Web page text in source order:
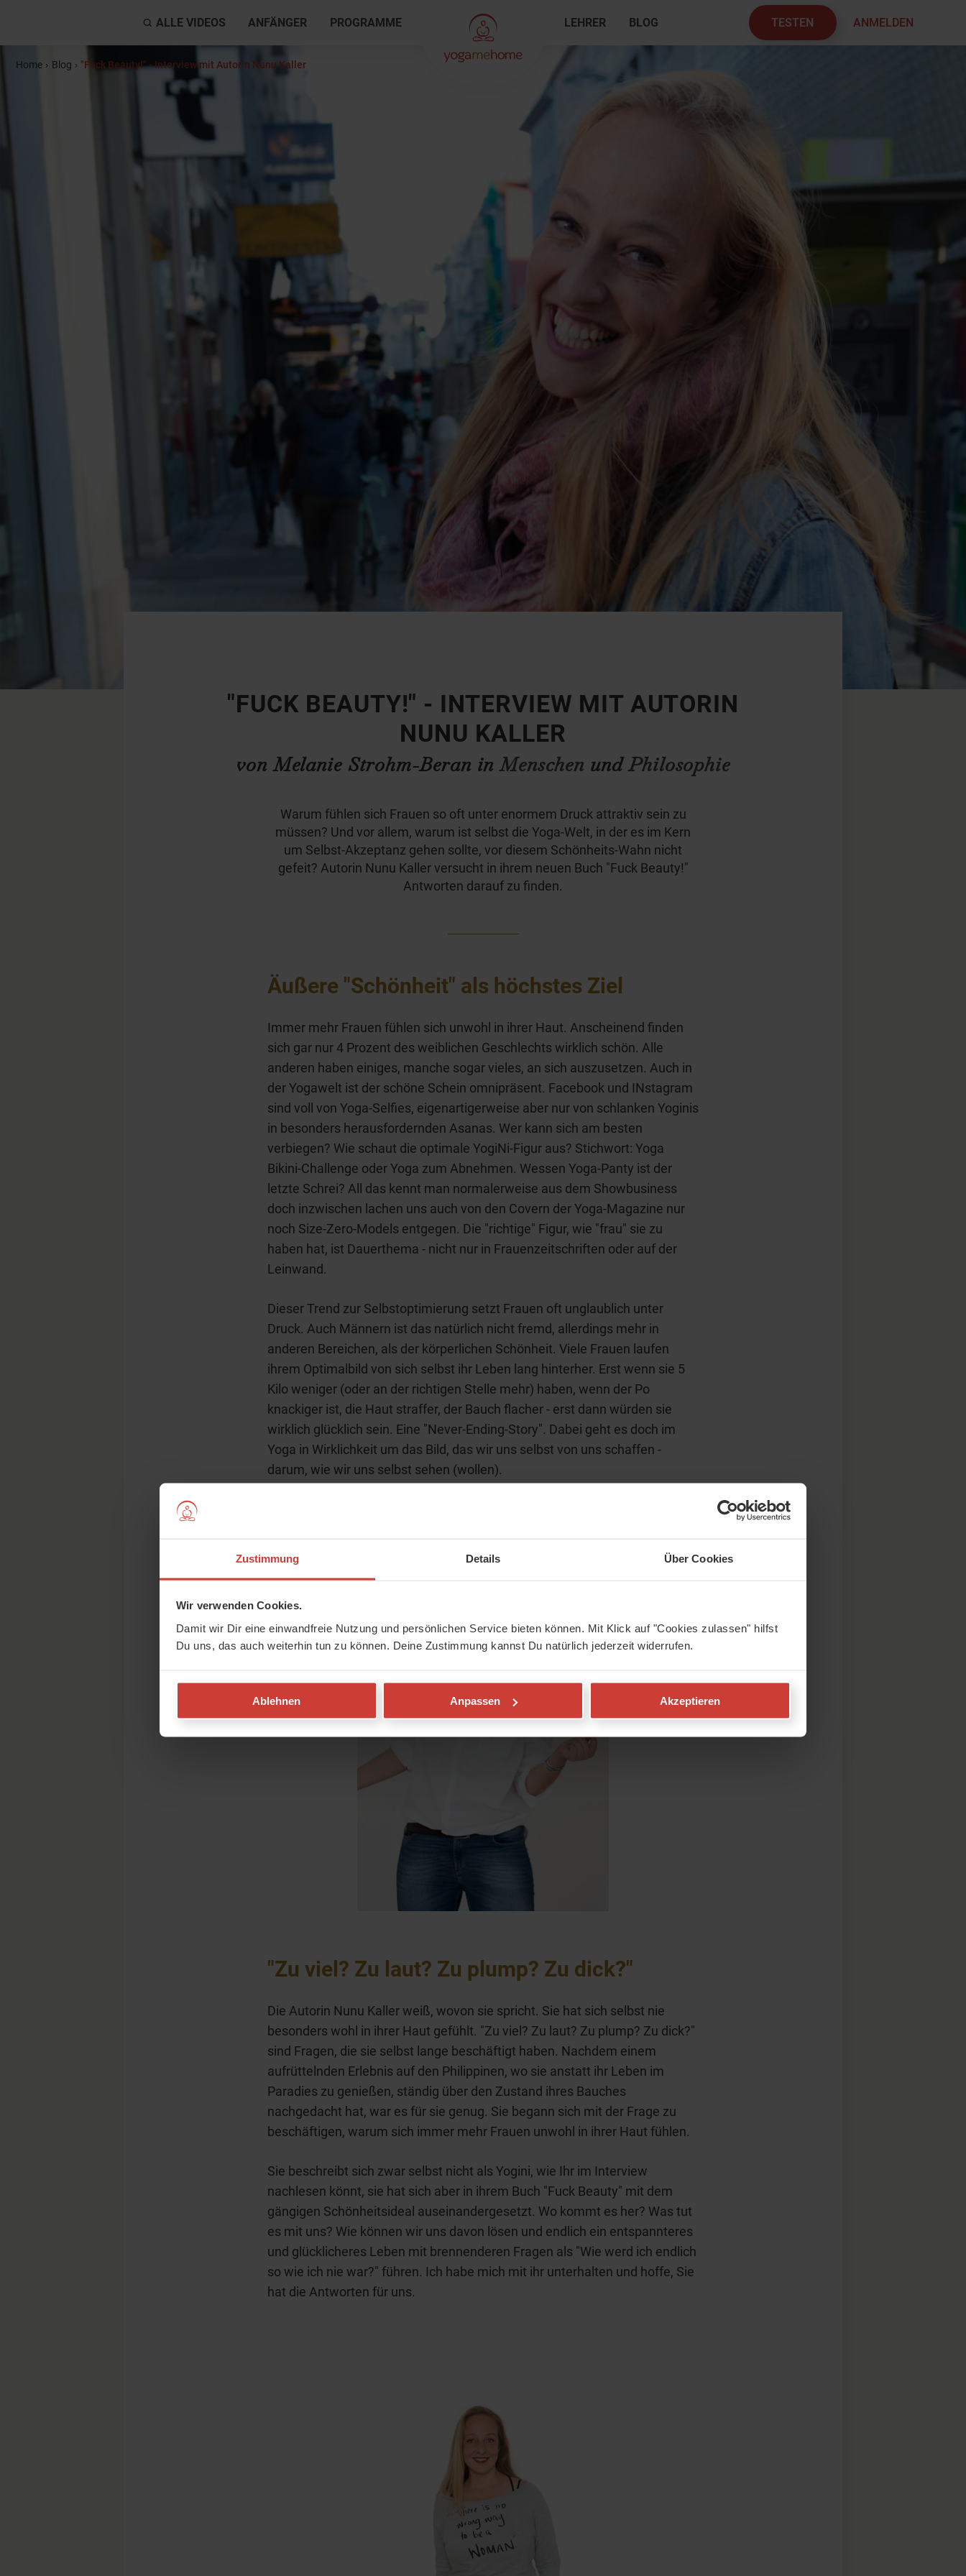
Zustimmung Details Über Cookies
Wir verwenden Cookies.
Damit wir Dir eine einwandfreie Nutzung und persönlichen Service bieten können. Mit Klick auf "Cookies zulassen" hilfst
Du uns, das auch weiterhin tun zu können. Deine Zustimmung kannst Du natürlich jederzeit widerrufen.
Ablehnen Anpassen Akzeptieren
ALLE VIDEOS ANFÄNGER PROGRAMME LEHRER BLOG TESTEN ANMELDEN
Home › Blog › "Fuck Beauty!" - Interview mit Autorin Nunu Kaller
"FUCK BEAUTY!" - INTERVIEW MIT AUTORIN
NUNU KALLER
von Melanie Strohm-Beran inMenschen undPhilosophie
Warum fühlen sich Frauen so oft unter enormem Druck attraktiv sein zu
müssen? Und vor allem, warum ist selbst die Yoga-Welt, in der es im Kern
um Selbst-Akzeptanz gehen sollte, vor diesem Schönheits-Wahn nicht
gefeit? Autorin Nunu Kaller versucht in ihrem neuen Buch "Fuck Beauty!"
Antworten darauf zu finden.
Äußere "Schönheit" als höchstes Ziel
Immer mehr Frauen fühlen sich unwohl in ihrer Haut. Anscheinend finden
sich gar nur 4 Prozent des weiblichen Geschlechts wirklich schön. Alle
anderen haben einiges, manche sogar vieles, an sich auszusetzen. Auch in
der Yogawelt ist der schöne Schein omnipräsent. Facebook und INstagram
sind voll von Yoga-Selfies, eigenartigerweise aber nur von schlanken Yoginis
in besonders herausfordernden Asanas. Wer kann sich am besten
verbiegen? Wie schaut die optimale YogiNi-Figur aus? Stichwort: Yoga
Bikini-Challenge oder Yoga zum Abnehmen. Wessen Yoga-Panty ist der
letzte Schrei? All das kennt man normalerweise aus dem Showbusiness
doch inzwischen lachen uns auch von den Covern der Yoga-Magazine nur
noch Size-Zero-Models entgegen. Die "richtige" Figur, wie "frau" sie zu
haben hat, ist Dauerthema - nicht nur in Frauenzeitschriften oder auf der
Leinwand.
Dieser Trend zur Selbstoptimierung setzt Frauen oft unglaublich unter
Druck. Auch Männern ist das natürlich nicht fremd, allerdings mehr in
anderen Bereichen, als der körperlichen Schönheit. Viele Frauen laufen
ihrem Optimalbild von sich selbst ihr Leben lang hinterher. Erst wenn sie 5
Kilo weniger (oder an der richtigen Stelle mehr) haben, wenn der Po
knackiger ist, die Haut straffer, der Bauch flacher - erst dann würden sie
wirklich glücklich sein. Eine "Never-Ending-Story". Dabei geht es doch im
Yoga in Wirklichkeit um das Bild, das wir uns selbst von uns schaffen -
darum, wie wir uns selbst sehen (wollen).
"Zu viel? Zu laut? Zu plump? Zu dick?"
Die Autorin Nunu Kaller weiß, wovon sie spricht. Sie hat sich selbst nie
besonders wohl in ihrer Haut gefühlt. "Zu viel? Zu laut? Zu plump? Zu dick?"
sind Fragen, die sie selbst lange beschäftigt haben. Nachdem einem
aufrüttelnden Erlebnis auf den Philippinen, wo sie anstatt ihr Leben im
Paradies zu genießen, ständig über den Zustand ihres Bauches
nachgedacht hat, war es für sie genug. Sie begann sich mit der Frage zu
beschäftigen, warum sich immer mehr Frauen unwohl in ihrer Haut fühlen.
Sie beschreibt sich zwar selbst nicht als Yogini, wie Ihr im Interview
nachlesen könnt, sie hat sich aber in ihrem Buch "Fuck Beauty" mit dem
gängigen Schönheitsideal auseinandergesetzt. Wo kommt es her? Was tut
es mit uns? Wie können wir uns davon lösen und endlich ein entspannteres
und glücklicheres Leben mit brennenderen Fragen als "Wie werd ich endlich
so wie ich nie war?" führen. Ich habe mich mit ihr unterhalten und hoffe, Sie
hat die Antworten für uns.
×